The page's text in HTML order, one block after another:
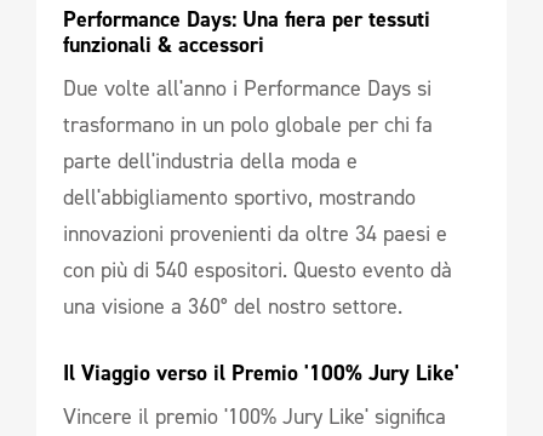
Performance Days: Una fiera per tessuti
funzionali & accessori
Due volte all'anno i Performance Days si
trasformano in un polo globale per chi fa
parte dell'industria della moda e
dell'abbigliamento sportivo, mostrando
innovazioni provenienti da oltre 34 paesi e
con più di 540 espositori. Questo evento dà
una visione a 360° del nostro settore.
Il Viaggio verso il Premio '100% Jury Like'
Vincere il premio '100% Jury Like' significa